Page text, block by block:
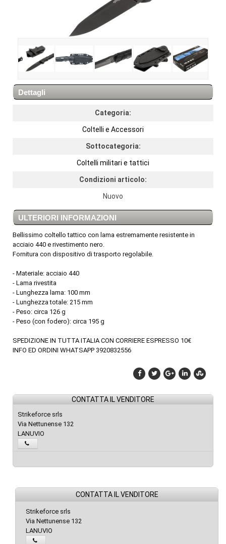
Dettagli
Categoria:
Coltelli e Accessori
Sottocategoria:
Coltelli militari e tattici
Condizioni articolo:
Nuovo
ULTERIORI INFORMAZIONI
Bellissimo coltello tattico con lama estremamente resistente in
acciaio 440 e rivestimento nero.
Fornitura con dispositivo di trasporto regolabile.
- Materiale: acciaio 440
- Lama rivestita
- Lunghezza lama: 100 mm
- Lunghezza totale: 215 mm
- Peso: circa 126 g
- Peso (con fodero): circa 195 g
SPEDIZIONE IN TUTTA ITALIA CON CORRIERE ESPRESSO 10€
INFO ED ORDINI WHATSAPP 3920832556
CONTATTA IL VENDITORE
Strikeforce srls
Via Nettunense 132
LANUVIO
CONTATTA IL VENDITORE
Strikeforce srls
Via Nettunense 132
LANUVIO